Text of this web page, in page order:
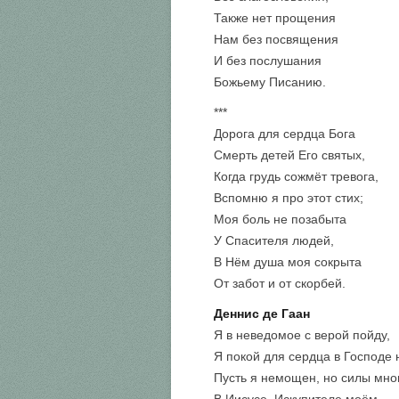
Также нет прощения
Нам без посвящения
И без послушания
Божьему Писанию.
***
Дорога для сердца Бога
Смерть детей Его святых,
Когда грудь сожмёт тревога,
Вспомню я про этот стих;
Моя боль не позабыта
У Спасителя людей,
В Нём душа моя сокрыта
От забот и от скорбей.
Деннис де Гаан
Я в неведомое с верой пойду,
Я покой для сердца в Господе
Пусть я немощен, но силы